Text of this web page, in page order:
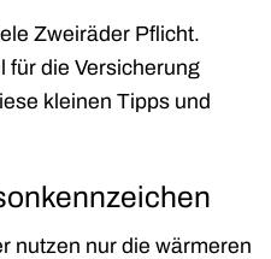
Zweiräder Pflicht.
für die Versicherung
kleinen Tipps und
nutzen nur die wärmeren